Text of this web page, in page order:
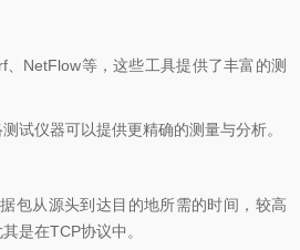
NetFlow等，这些工具提供了丰富的测
仪器可以提供更精确的测量与分析。
从源头到达目的地所需的时间，较高
是在TCP协议中。